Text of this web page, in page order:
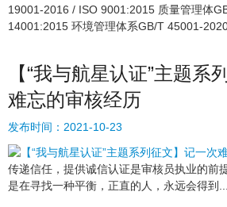
19001-2016 / ISO 9001:2015 质量管理体
14001:2015 环境管理体系GB/T 45001-2020
【“我与航星认证”主题系
难忘的审核经历
发布时间： 2021-10-23
传递信任，提供诚信认证是审核员执业的前
是在寻找一种平衡，正直的人，永远会得到